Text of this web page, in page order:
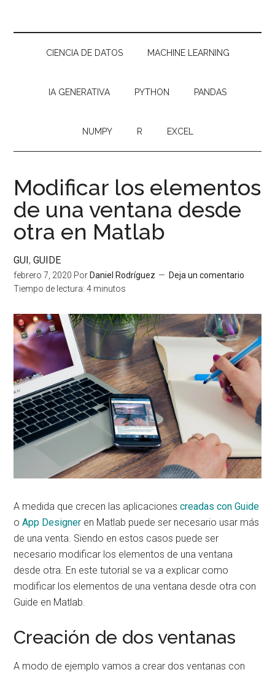
CIENCIA DE DATOS MACHINE LEARNING
IA GENERATIVA PYTHON PANDAS
NUMPY R EXCEL
Modificar los elementos
de una ventana desde
otra en Matlab
GUI,GUIDE
febrero 7, 2020 Por Daniel Rodríguez
Deja un comentario
Tiempo de lectura: 4 minutos
A medida que crecen las aplicacionescreadas con Guide
oApp Designer en Matlab puede ser necesario usar más
de una venta. Siendo en estos casos puede ser
necesario modificar los elementos de una ventana
desde otra. En este tutorial se va a explicar como
modificar los elementos de una ventana desde otra con
Guide en Matlab.
Creación de dos ventanas
A modo de ejemplo vamos a crear dos ventanas con